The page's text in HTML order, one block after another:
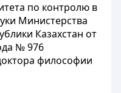
по контролю в
Министерства
Казахстан от
№ 976
философии